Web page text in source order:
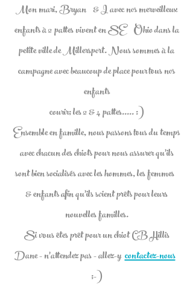
Mon mari, Bryan & I avec nos merveilleux
enfants à 2 pattes vivent en SE Ohio dans la
petite ville de Millersport. Nous sommes à la
campagne avec beaucoup de place pour tous nos
enfants
courir; les 2 & 4 pattes..... :)
Ensemble en famille, nous passons tous du temps
avec chacun des chiots pour nous assurer qu'ils
sont bien socialisés avec les hommes, les femmes
& enfants afin qu'ils soient prêts pour leurs
nouvelles familles.
Si vous êtes prêt pour un chiot CB Hillis
Dane - n'attendez pas - allez-ycontactez-nous
;-)